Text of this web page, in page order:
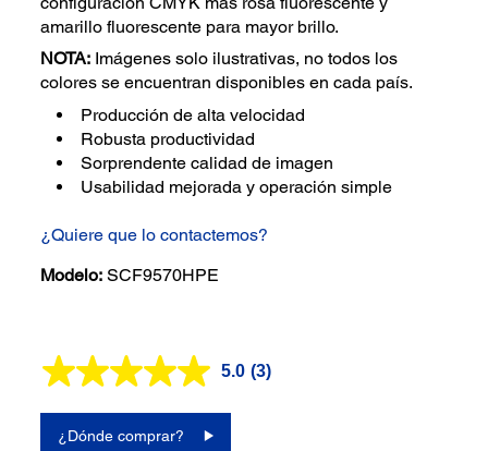
amarillo fluorescente para mayor brillo.
NOTA: Imágenes solo ilustrativas, no todos los
colores se encuentran disponibles en cada país.
Producción de alta velocidad
Robusta productividad
Sorprendente calidad de imagen
Usabilidad mejorada y operación simple
¿Quiere que lo contactemos?
Modelo: SCF9570HPE
5.0 Lea
(3)
¿Dónde comprar?